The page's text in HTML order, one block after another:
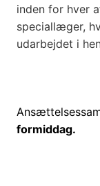
inden for hver
speciallæger,
udarbejdet i
formiddag.